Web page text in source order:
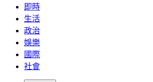
即時
生活
政治
娛樂
國際
社會